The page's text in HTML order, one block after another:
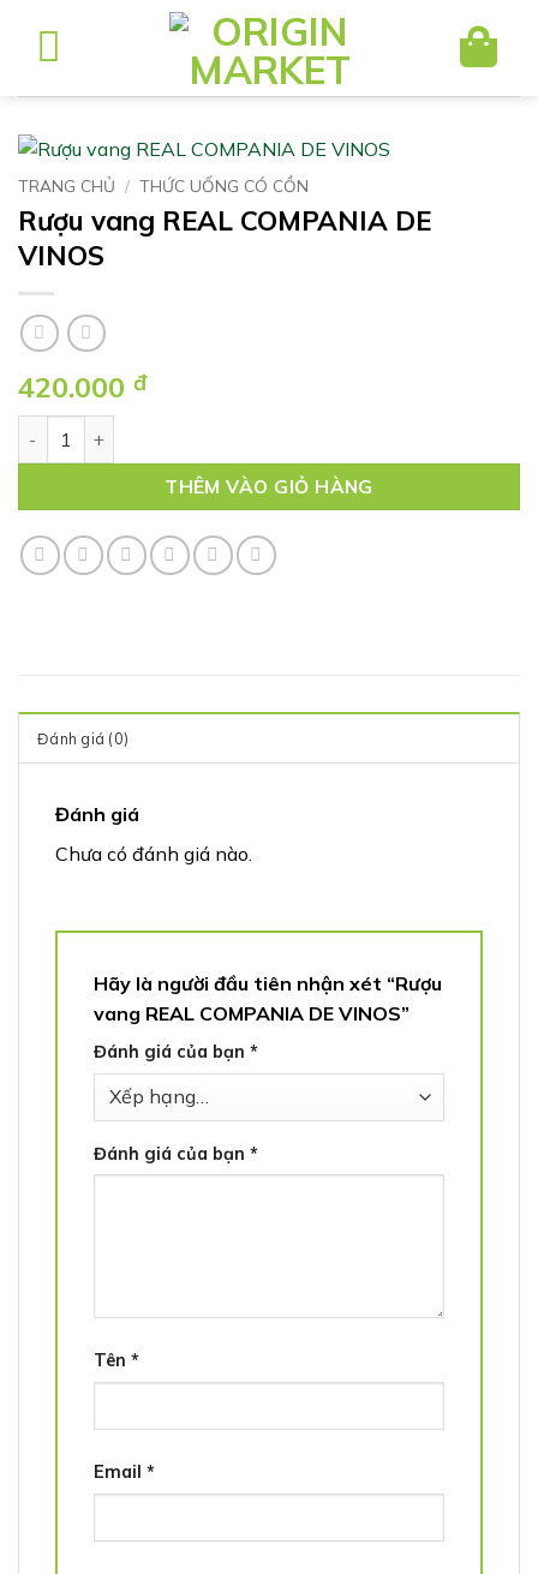
dung
TRANG CHỦ / THỨC UỐNG CÓ CỒN
Rượu vang REAL COMPANIA DE
VINOS
420.000 đ
THÊM VÀO GIỎ HÀNG
Đánh giá (0)
Đánh giá
Chưa có đánh giá nào.
Hãy là người đầu tiên nhận xét “Rượu
vang REAL COMPANIA DE VINOS”
Đánh giá của bạn *
Đánh giá của bạn *
Tên *
Email *